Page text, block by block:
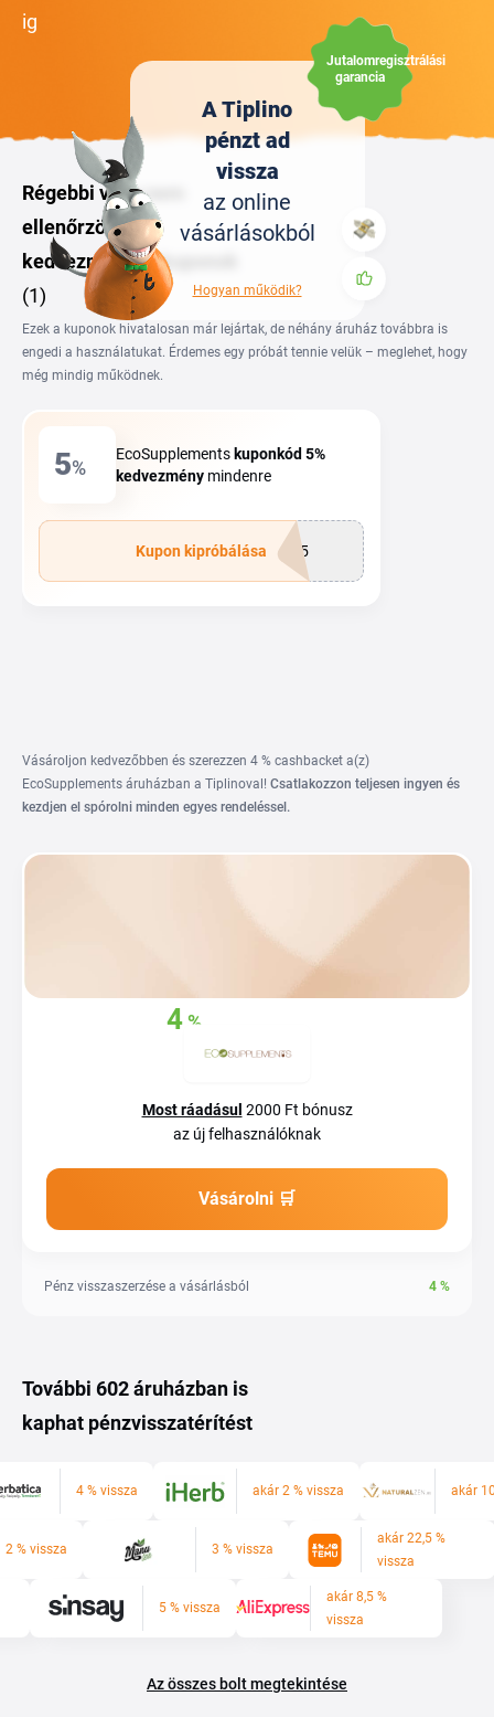
ig
A Tiplino
pénzt ad
vissza
az online
vásárlásokból
Hogyan működik?
Jutalomregisztrálási
garancia
Régebbi vagy nem
ellenőrzött
kedvezményes kuponok
(1)
Ezek a kuponok hivatalosan már lejártak, de néhány áruház továbbra is
engedi a használatukat. Érdemes egy próbát tennie velük – meglehet, hogy
még mindig működnek.
5%
EcoSupplements kuponkód 5%
kedvezmény mindenre
LI5
Kupon kipróbálása
Vásároljon kedvezőbben és szerezzen 4 % cashbacket a(z)
EcoSupplements áruházban a Tiplinoval! Csatlakozzon teljesen ingyen és
kezdjen el spórolni minden egyes rendeléssel.
4 %
Most ráadásul 2000 Ft bónusz
az új felhasználóknak
Vásárolni 🛒
Pénz visszaszerzése a vásárlásból 4 %
További 602 áruházban is
kaphat pénzvisszatérítést
4 % vissza akár 2 % vissza akár
2 % vissza 3 % vissza
akár 22,5 %
vissza
5 % vissza
akár 8,5 %
vissza
Az összes bolt megtekintése